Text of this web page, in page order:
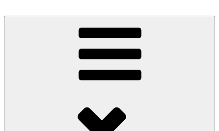
COUNTRYHOME
Wo die (Country-) Musik Zuhause ist